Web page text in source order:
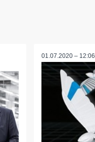
01.07.2020 – 12:06